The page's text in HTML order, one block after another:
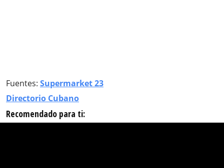
Fuentes: Supermarket 23
Directorio Cubano
Recomendado para ti: